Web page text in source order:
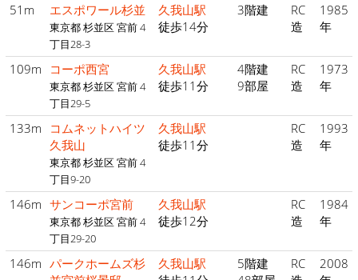
51m エスポワール杉並
東京都 杉並区 宮前 4
丁目28-3
久我山駅
徒歩14分
3階建
RC
造
1985
年
109m コーポ西宮
東京都 杉並区 宮前 4
丁目29-5
久我山駅
徒歩11分
4階建
9部屋
RC
造
1973
年
133m
コムネットハイツ
久我山
東京都 杉並区 宮前 4
丁目9-20
久我山駅
徒歩11分
RC
造
1993
年
146m サンコーポ宮前
東京都 杉並区 宮前 4
丁目29-20
久我山駅
徒歩12分
RC
造
1984
年
146m パークホームズ杉
久我山駅
5階建
RC
2008